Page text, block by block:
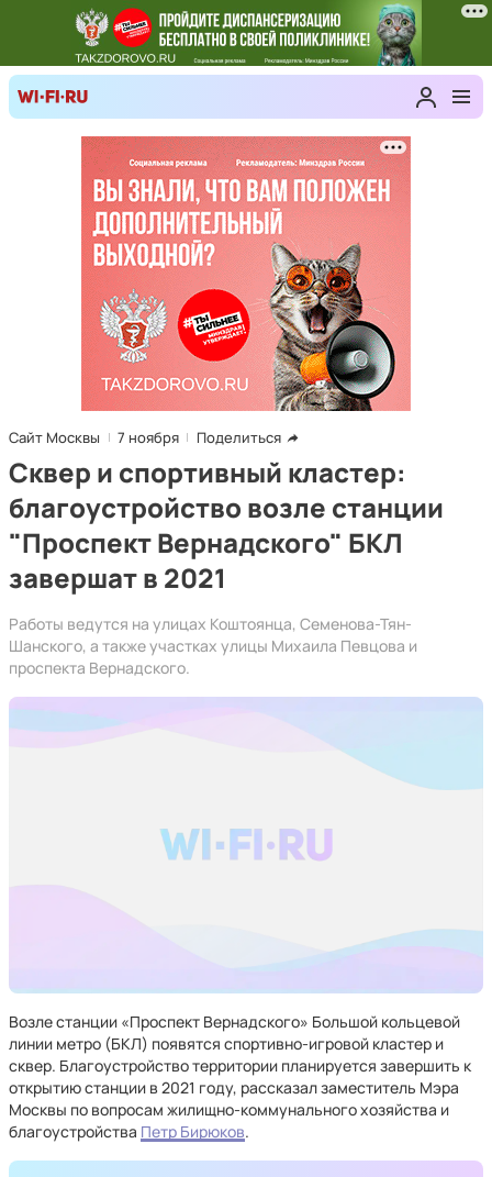
Сайт Москвы 7 ноября Поделиться
Сквер и спортивный кластер:
благоустройство возле станции
"Проспект Вернадского" БКЛ
завершат в 2021
Работы ведутся на улицах Коштоянца, Семенова-Тян-
Шанского, а также участках улицы Михаила Певцова и
проспекта Вернадского.
Возле станции «Проспект Вернадского» Большой кольцевой
линии метро (БКЛ) появятся спортивно-игровой кластер и
сквер. Благоустройство территории планируется завершить к
открытию станции в 2021 году, рассказал заместитель Мэра
Москвы по вопросам жилищно-коммунального хозяйства и
благоустройства Петр Бирюков.